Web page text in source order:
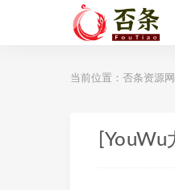
当前位置： 否条资源网